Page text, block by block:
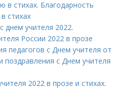
в стихах. Благодарность
стихах
днем учителя 2022.
России 2022 в прозе
педагогов с Днем учителя от
поздравления с Днем учителя
2022 в прозе и стихах.